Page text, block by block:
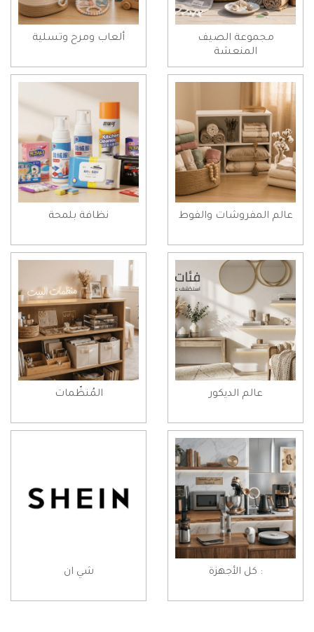
مجموعة الصيف
المنعشة
ألعاب ومرح وتسلية
عالم المفروشات والفوط نظافة بلمحة
عالم الديكور المُنظّمات
: كل الأجهزة شي ان